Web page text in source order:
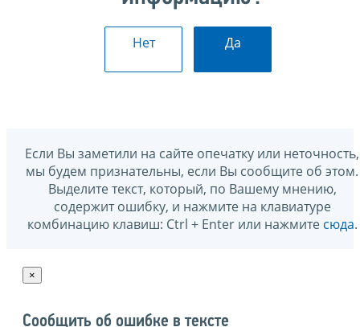
Нет Да
Если Вы заметили на сайте опечатку или неточность,
мы будем признательны, если Вы сообщите об этом.
Выделите текст, который, по Вашему мнению,
содержит ошибку, и нажмите на клавиатуре
комбинацию клавиш: Ctrl + Enter или нажмите сюда.
×
Сообщить об ошибке в тексте